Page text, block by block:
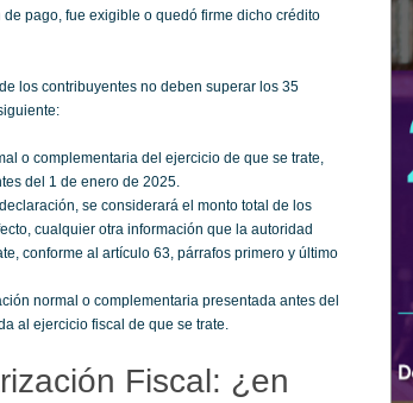
pago, fue exigible o quedó firme dicho crédito
los contribuyentes no deben superar los 35
o complementaria del ejercicio de que se trate,
del 1 de enero de 2025.
se considerará el monto total de los
cualquier otra información que la autoridad
conforme al artículo 63, párrafos primero y último
normal o complementaria presentada antes del
al ejercicio fiscal de que se trate.
Fiscal: ¿en